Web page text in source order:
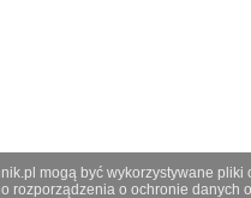
mogą być wykorzystywane
rozporządzenia o ochronie danych